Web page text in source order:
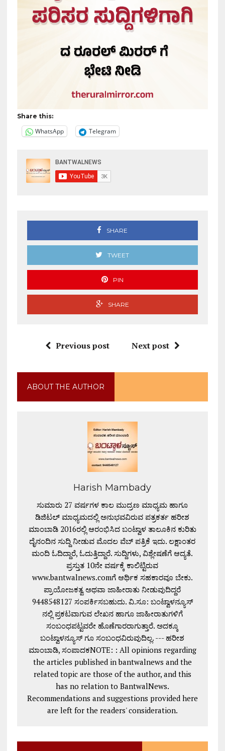
Share this:
WhatsApp Telegram
SHARE
TWEET
PIN
SHARE
Previous post Next post
ABOUT THE AUTHOR
Harish Mambady
ಸುಮಾರು 27 ವರ್ಷಗಳ ಕಾಲ ಮುದ್ರಣ ಮಾಧ್ಯಮ ಹಾಗೂ
ಡಿಜಿಟಲ್ ಮಾಧ್ಯಮದಲ್ಲಿ ಅನುಭವವಿರುವ ಪತ್ರಕರ್ತ ಹರೀಶ
ಮಾಂಬಾಡಿ 2016ರಲ್ಲಿ ಆರಂಭಿಸಿದ ಬಂಟ್ವಾಳ ತಾಲೂಕಿನ ಕುರಿತು
ದೈನಂದಿನ ಸುದ್ದಿ ನೀಡುವ ಮೊದಲ ವೆಬ್ ಪತ್ರಿಕೆ ಇದು. ಲಕ್ಷಾಂತರ
ಮಂದಿ ಓದಿದ್ದಾರೆ, ಓದುತ್ತಿದ್ದಾರೆ. ಸುದ್ದಿಗಳು, ವಿಶ್ಲೇಷಣೆಗೆ ಆದ್ಯತೆ.
ಪ್ರಸ್ತುತ 10ನೇ ವರ್ಷಕ್ಕೆ ಕಾಲಿಟ್ಟಿರುವ
www.bantwalnews.comಗೆ ಆರ್ಥಿಕ ಸಹಕಾರವೂ ಬೇಕು.
ಪ್ರಾಯೋಜಕತ್ವ ಅಥವಾ ಜಾಹೀರಾತು ನೀಡುವುದಿದ್ದರೆ
9448548127 ಸಂಪರ್ಕಿಸಬಹುದು. ವಿ.ಸೂ: ಬಂಟ್ವಾಳನ್ಯೂಸ್
ನಲ್ಲಿ ಪ್ರಕಟವಾಗುವ ಲೇಖನ ಹಾಗೂ ಜಾಹೀರಾತುಗಳಿಗೆ
ಸಂಬಂಧಪಟ್ಟವರೇ ಹೊಣೆಗಾರರಾಗುತ್ತಾರೆ. ಅದಕ್ಕೂ
ಬಂಟ್ವಾಳನ್ಯೂಸ್ ಗೂ ಸಂಬಂಧವಿರುವುದಿಲ್ಲ. --- ಹರೀಶ
ಮಾಂಬಾಡಿ, ಸಂಪಾದಕNOTE: : All opinions regarding
the articles published in bantwalnews and the
related topic are those of the author, and this
has no relation to BantwalNews.
Recommendations and suggestions provided here
are left for the readers' consideration.